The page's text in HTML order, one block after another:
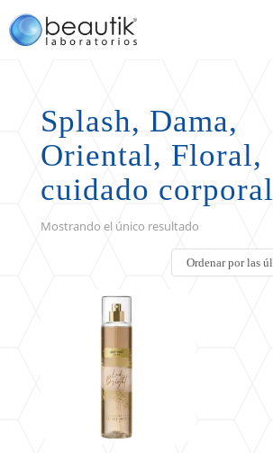
Splash, Dama,
Oriental, Floral,
cuidado corporal
Mostrando el único resultado